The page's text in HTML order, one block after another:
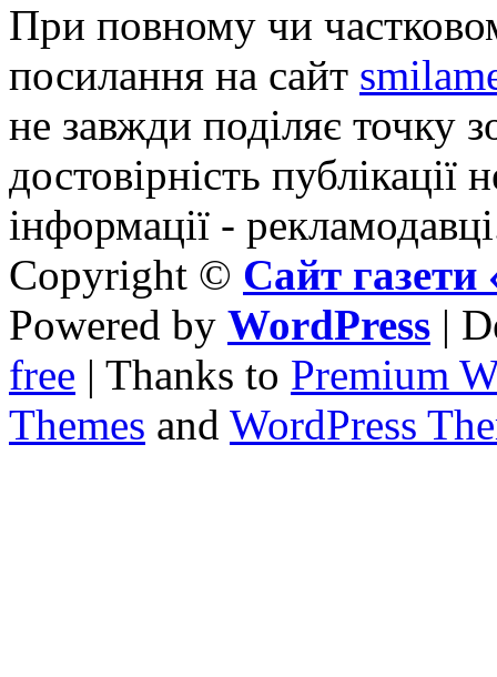
При повному чи
посилання на сайт
не завжди поділяє точку
достовірність публікації
інформації -
Copyright © Сайт
Powered by WordPress |
free | Thanks to Premium
Themes and WordPress